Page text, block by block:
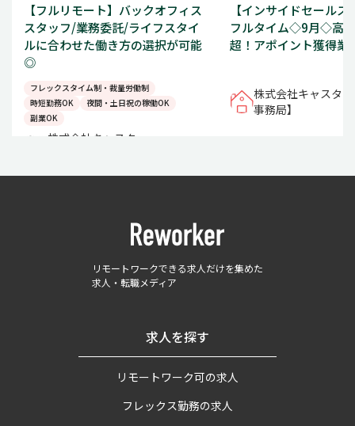
【フルリモート】バックオフィス
スタッフ/業務委託/ライフスタイ
ルに合わせた働き方の選択が可能
◎
フレックスタイム制・裁量労働制
時短勤務OK
夜間・土日祝の稼働OK
副業OK
株式会社キャスター
【インサイドセール
フルタイム◇9月◇高
超！アポイント獲得業
株式会社キャスタ
事務局】
リモートワークできる求人だけを集めた
求人・転職メディア
求人を探す
リモートワーク可の求人
フレックス勤務の求人